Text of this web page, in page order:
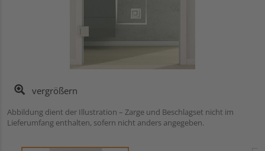
vergrößern
Abbildung dient der Illustration – Zarge und Beschlagset nicht im
Lieferumfang enthalten, sofern nicht anders angegeben.